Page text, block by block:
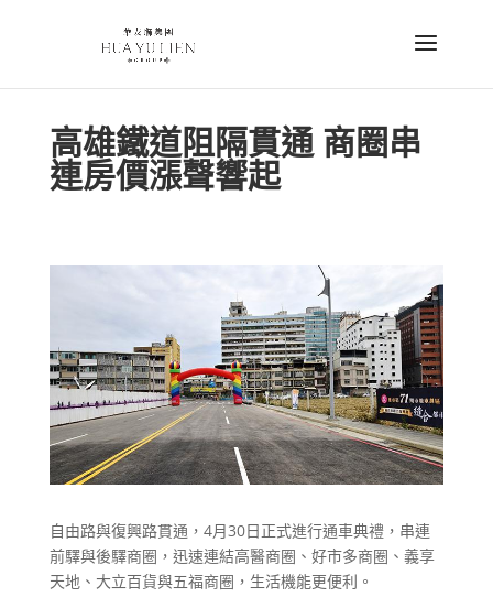
高雄鐵道阻隔貫通 商圈串
連房價漲聲響起
自由路與復興路貫通，4月30日正式進行通車典禮，串連
前驛與後驛商圈，迅速連結高醫商圈、好市多商圈、義享
天地、大立百貨與五福商圈，生活機能更便利。